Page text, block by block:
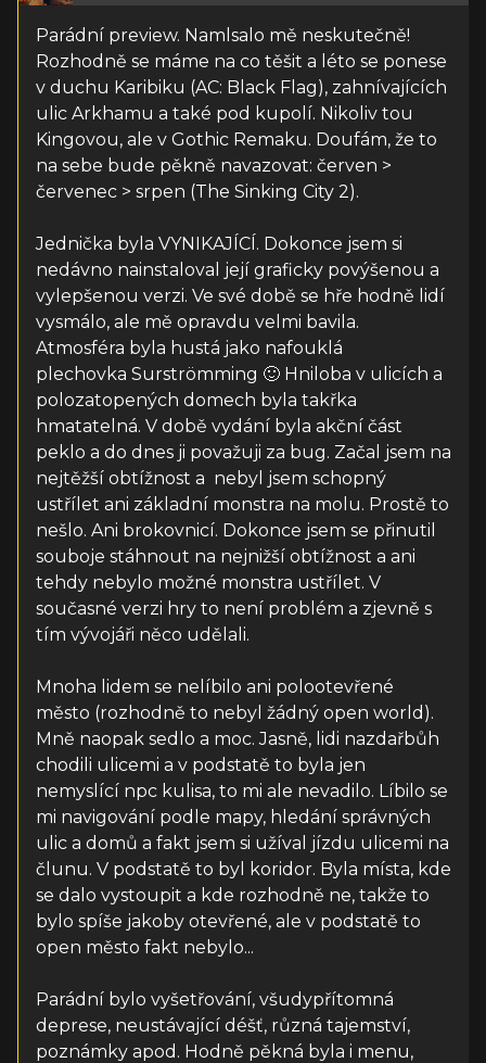
Parádní preview. Namlsalo mě neskutečně!
Rozhodně se máme na co těšit a léto se ponese
v duchu Karibiku (AC: Black Flag), zahnívajících
ulic Arkhamu a také pod kupolí. Nikoliv tou
Kingovou, ale v Gothic Remaku. Doufám, že to
na sebe bude pěkně navazovat: červen >
červenec > srpen (The Sinking City 2).
Jednička byla VYNIKAJÍCÍ. Dokonce jsem si
nedávno nainstaloval její graficky povýšenou a
vylepšenou verzi. Ve své době se hře hodně lidí
vysmálo, ale mě opravdu velmi bavila.
Atmosféra byla hustá jako nafouklá
plechovka Surströmming 🙂 Hniloba v ulicích a
polozatopených domech byla takřka
hmatatelná. V době vydání byla akční část
peklo a do dnes ji považuji za bug. Začal jsem na
nejtěžší obtížnost a nebyl jsem schopný
ustřílet ani základní monstra na molu. Prostě to
nešlo. Ani brokovnicí. Dokonce jsem se přinutil
souboje stáhnout na nejnižší obtížnost a ani
tehdy nebylo možné monstra ustřílet. V
současné verzi hry to není problém a zjevně s
tím vývojáři něco udělali.
Mnoha lidem se nelíbilo ani polootevřené
město (rozhodně to nebyl žádný open world).
Mně naopak sedlo a moc. Jasně, lidi nazdařbůh
chodili ulicemi a v podstatě to byla jen
nemyslící npc kulisa, to mi ale nevadilo. Líbilo se
mi navigování podle mapy, hledání správných
ulic a domů a fakt jsem si užíval jízdu ulicemi na
člunu. V podstatě to byl koridor. Byla místa, kde
se dalo vystoupit a kde rozhodně ne, takže to
bylo spíše jakoby otevřené, ale v podstatě to
open město fakt nebylo...
Parádní bylo vyšetřování, všudypřítomná
deprese, neustávající déšť, různá tajemství,
poznámky apod. Hodně pěkná byla i menu,